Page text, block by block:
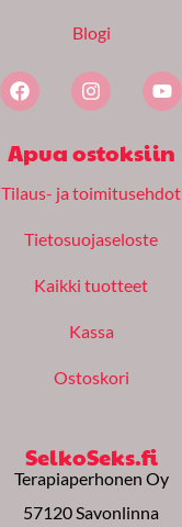
Blogi
F
a
b
o
I
n
a
r
m
Y
o
u
e
Apua ostoksiin
Tilaus- ja toimitusehdot
Tietosuojaseloste
Kaikki tuotteet
Kassa
Ostoskori
SelkoSeks.fi
Terapiaperhonen Oy
57120 Savonlinna